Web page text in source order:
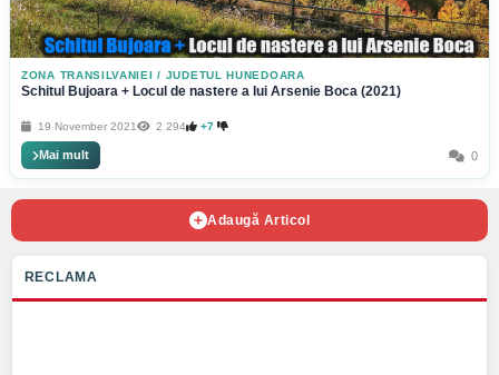
ZONA TRANSILVANIEI / JUDETUL HUNEDOARA
Schitul Bujoara + Locul de nastere a lui Arsenie Boca (2021)
19 November 2021 2 294 +7
Mai mult 0
Adaugă Articol
RECLAMA